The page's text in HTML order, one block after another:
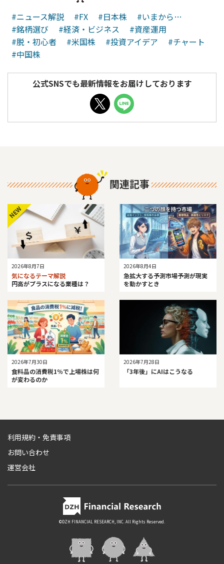
#ニュース解説 #FX #日本株
#いまから…
#銘柄選び
#経済・ビジネス
#資産運用
#脱・初心者
#米国株 #投資アイデア
#チャート
#中国株
公式SNSでも最新情報をお届けしております
関連記事
NEW
2026年8月7日
気になるテーマ解説
円高がプラスになる業種は？
2026年8月4日
急拡大する予測市場――予測が現実
を動かすとき
2026年7月30日
食料品の消費税1％で上場株は何
が変わるのか
2026年7月28日
「3年後」にAIはこうなる
利用規約・免責事項
お問い合わせ
運営会社
©DZH FINANCIAL RESEARCH, INC. All Rights Reserved.